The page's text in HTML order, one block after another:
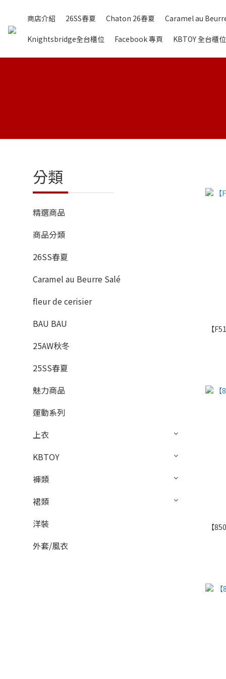
商店介紹 26SS春夏 Chaton 26春夏 Caramel au
Knightsbridge全台櫃位 Facebook 專頁 KBTOY 全台櫃位
分類
精選商品
商品分類
26SS春夏
Caramel au Beurre Salé
fleur de cerisier
BAU BAU
25AW秋冬
25SS春夏
魅力商品
運動系列
上衣
KBTOY
褲類
裙類
洋裝
外套/風衣
【
【